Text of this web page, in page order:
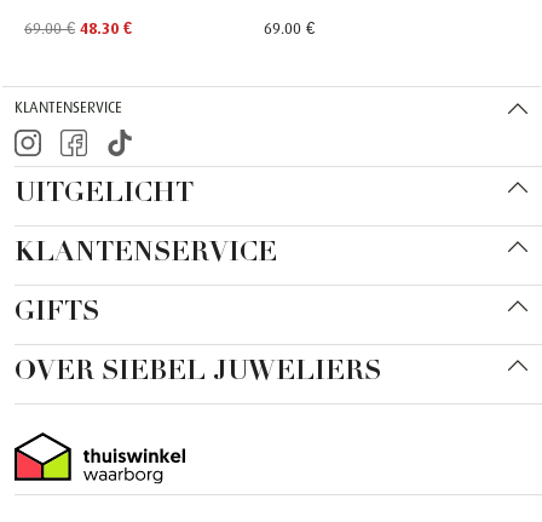
69.00 € 48.30 € 69.00 €
KLANTENSERVICE
UITGELICHT
KLANTENSERVICE
GIFTS
OVER SIEBEL JUWELIERS